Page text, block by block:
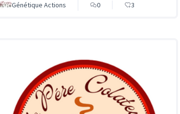
Génétique Actions 0 3